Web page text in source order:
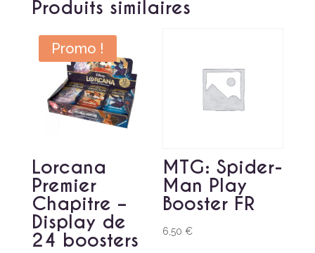
Produits similaires
Promo !
Lorcana
Premier
Chapitre –
Display de
24 boosters
MTG: Spider-
Man Play
Booster FR
6,50€